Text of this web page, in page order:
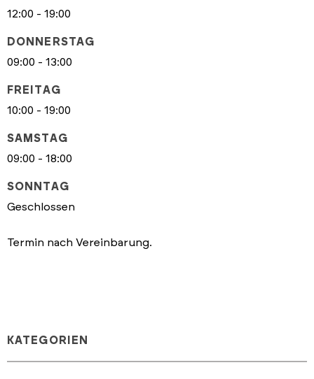
12:00 - 19:00
DONNERSTAG
09:00 - 13:00
FREITAG
10:00 - 19:00
SAMSTAG
09:00 - 18:00
SONNTAG
Geschlossen
Termin nach Vereinbarung.
KATEGORIEN